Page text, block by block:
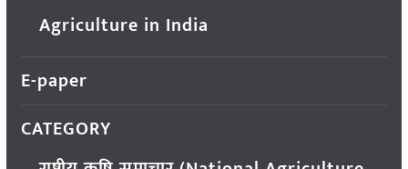
Agriculture in India
E-paper
CATEGORY